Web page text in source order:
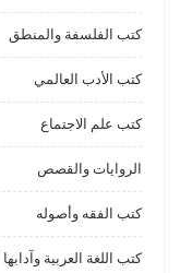
كتب الفلسفة والمنطق
كتب الأدب العالمي
كتب علم الاجتماع
الروايات والقصص
كتب الفقه وأصوله
كتب اللغة العربية وآدابها